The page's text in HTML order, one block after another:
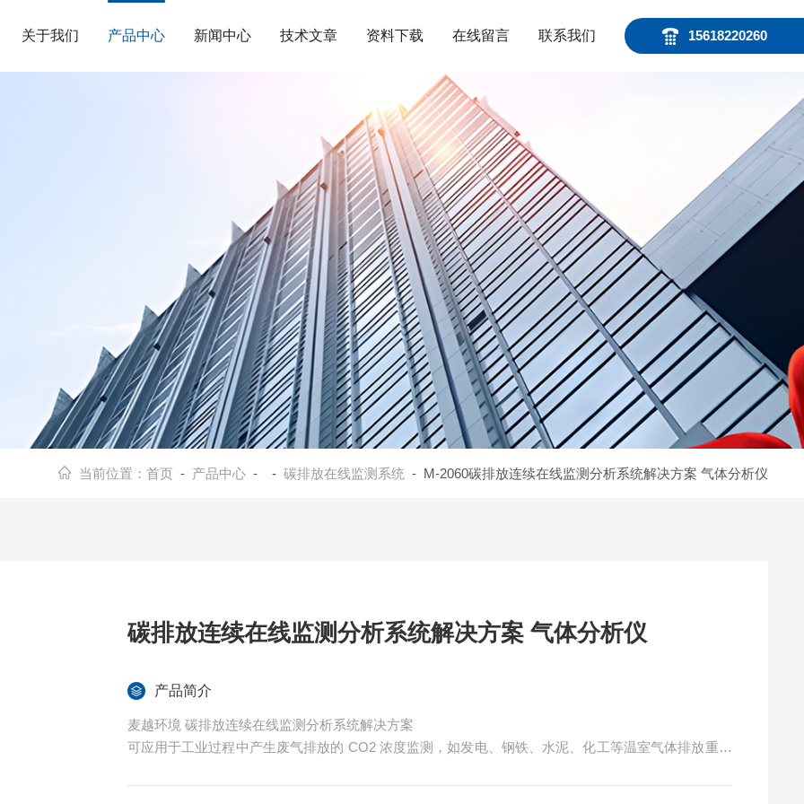
15618220260
关于我们 产品中心 新闻中心 技术文章 资料下载 在线留言 联系我们
当前位置： 首页 - 产品中心- - 碳排放在线监测系统 - M-2060碳排放连续在线监测分析系统解决方案 气体分析仪
碳排放连续在线监测分析系统解决方案 气体分析仪
产品简介
麦越环境 碳排放连续在线监测分析系统解决方案
可应用于工业过程中产生废气排放的 CO2 浓度监测，如发电、钢铁、水泥、化工等温室气体排放重点